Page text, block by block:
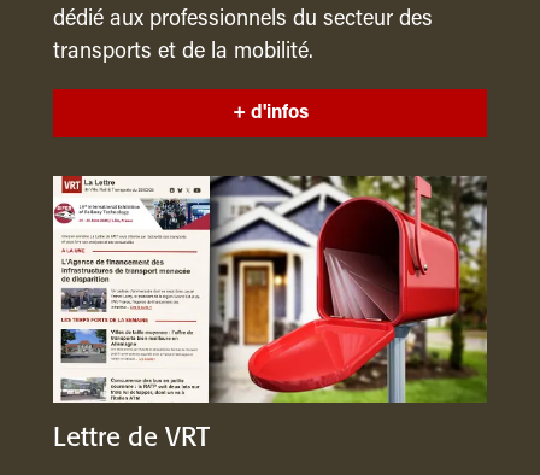
dédié aux professionnels du secteur des
transports et de la mobilité.
+ d'infos
Lettre de VRT